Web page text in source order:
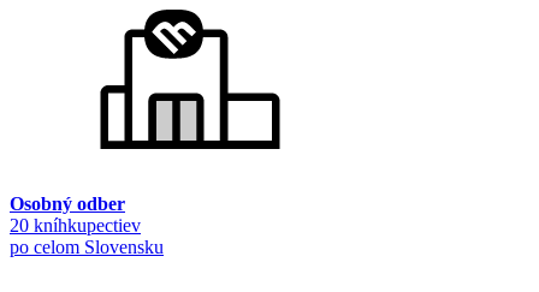
Osobný odber
20 kníhkupectiev
po celom Slovensku